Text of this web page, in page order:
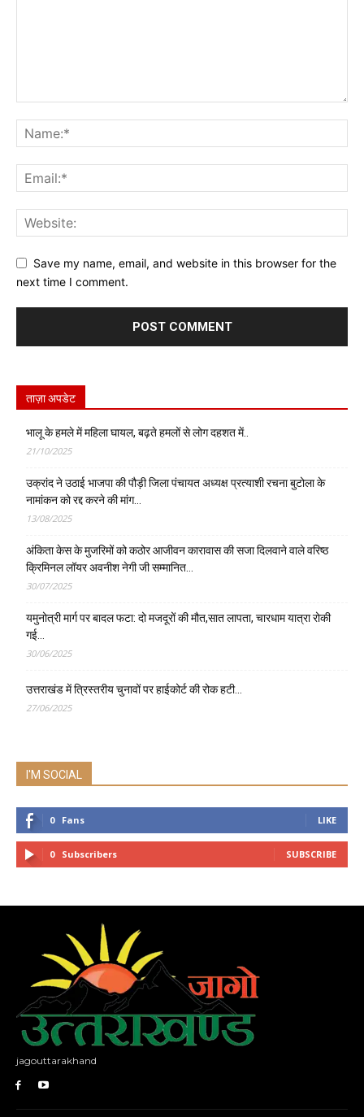
Save my name, email, and website in this browser for the
next time I comment.
ताज़ा अपडेट
भालू के हमले में महिला घायल, बढ़ते हमलों से लोग दहशत में..
21/10/2025
उक्रांद ने उठाई भाजपा की पौड़ी जिला पंचायत अध्यक्ष प्रत्याशी रचना बुटोला के
नामांकन को रद्द करने की मांग…
13/08/2025
अंकिता केस के मुजरिमों को कठोर आजीवन कारावास की सजा दिलवाने वाले वरिष्ठ
क्रिमिनल लॉयर अवनीश नेगी जी सम्मानित…
30/07/2025
यमुनोत्री मार्ग पर बादल फटा: दो मजदूरों की मौत,सात लापता, चारधाम यात्रा रोकी
गई…
30/06/2025
उत्तराखंड में त्रिस्तरीय चुनावों पर हाईकोर्ट की रोक हटी…
27/06/2025
I'M SOCIAL
0 Fans LIKE
0 Subscribers SUBSCRIBE
jagouttarakhand